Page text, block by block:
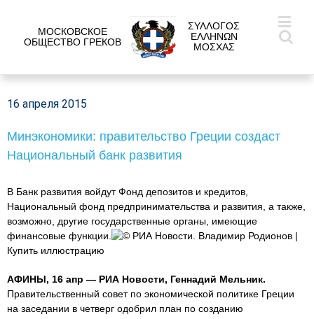
МОСКОВСКОЕ
ОБЩЕСТВО ГРЕКОВ
ΣΥΛΛΟΓΟΣ
ΕΛΛΗΝΩΝ
ΜΟΣΧΑΣ
16 апреля 2015
Минэкономики: правительство Греции создаст
Национальный банк развития
В Банк развития войдут Фонд депозитов и кредитов,
Национальный фонд предпринимательства и развития, а также,
возможно, другие государственные органы, имеющие
финансовые функции.
© РИА Новости. Владимир Родионов |
Купить иллюстрацию
АФИНЫ, 16 апр — РИА Новости, Геннадий Мельник.
Правительственный совет по экономической политике Греции
на заседании в четверг одобрил план по созданию